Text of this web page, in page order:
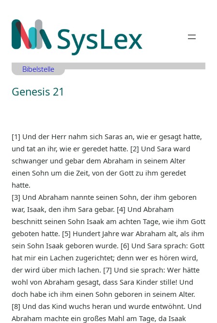
Inhalt
springen
Bibelstelle
Genesis 21
[1] Und der Herr nahm sich Saras an, wie er gesagt hatte,
und tat an ihr, wie er geredet hatte. [2] Und Sara ward
schwanger und gebar dem Abraham in seinem Alter
einen Sohn um die Zeit, von der Gott zu ihm geredet
hatte.
[3] Und Abraham nannte seinen Sohn, der ihm geboren
war, Isaak, den ihm Sara gebar. [4] Und Abraham
beschnitt seinen Sohn Isaak am achten Tage, wie ihm Gott
geboten hatte. [5] Hundert Jahre war Abraham alt, als ihm
sein Sohn Isaak geboren wurde. [6] Und Sara sprach: Gott
hat mir ein Lachen zugerichtet; denn wer es hören wird,
der wird über mich lachen. [7] Und sie sprach: Wer hätte
wohl von Abraham gesagt, dass Sara Kinder stille! Und
doch habe ich ihm einen Sohn geboren in seinem Alter.
[8] Und das Kind wuchs heran und wurde entwöhnt. Und
Abraham machte ein großes Mahl am Tage, da Isaak